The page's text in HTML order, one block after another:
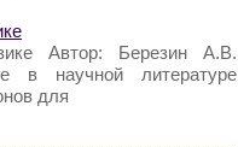
Автор: Березин А.В.
в научной литературе
для